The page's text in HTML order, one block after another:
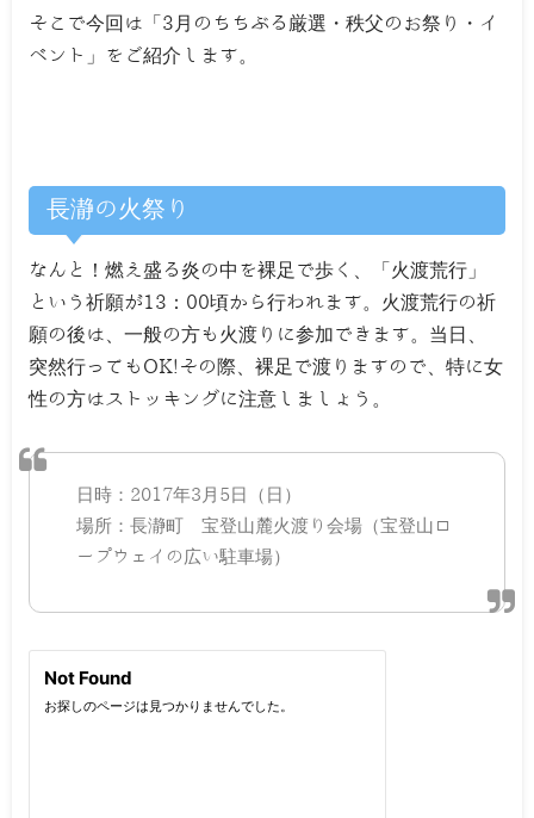
そこで今回は「3月のちちぶる厳選・秩父のお祭り・イ
ベント」をご紹介します。
長瀞の火祭り
なんと！燃え盛る炎の中を裸足で歩く、「火渡荒行」
という祈願が13：00頃から行われます。火渡荒行の祈
願の後は、一般の方も火渡りに参加できます。当日、
突然行ってもOK!その際、裸足で渡りますので、特に女
性の方はストッキングに注意しましょう。
日時：2017年3月5日（日）
場所：長瀞町 宝登山麓火渡り会場（宝登山ロ
ープウェイの広い駐車場）